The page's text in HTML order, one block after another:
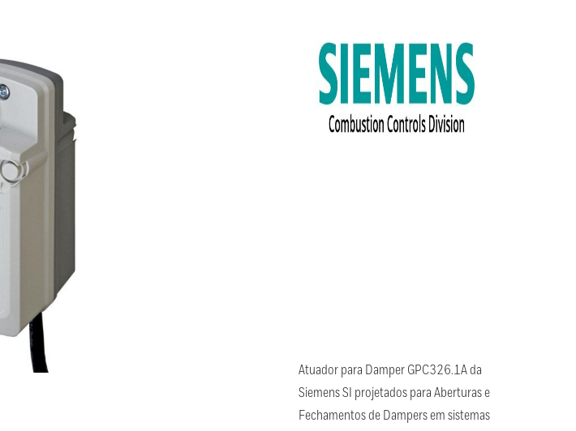
Atuador para Damper GPC326.1A da
Siemens SI projetados para Aberturas e
Fechamentos de Dampers em sistemas